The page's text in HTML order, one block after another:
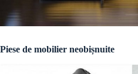
Piese de mobilier neobișnuite